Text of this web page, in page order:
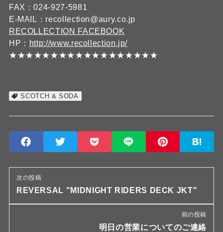
FAX：024-927-5981
E-MAIL：recollection@aury.co.jp
RECOLLECTION FACEBOOK
HP： http://www.recollection.jp/
★★★★★★★★★★★★★★★★★★
SCOTCH & SODA
次の投稿
REVERSAL "MIDNIGHT RIDERS DECK JKT"
前の投稿
明日の営業についてのご連絡